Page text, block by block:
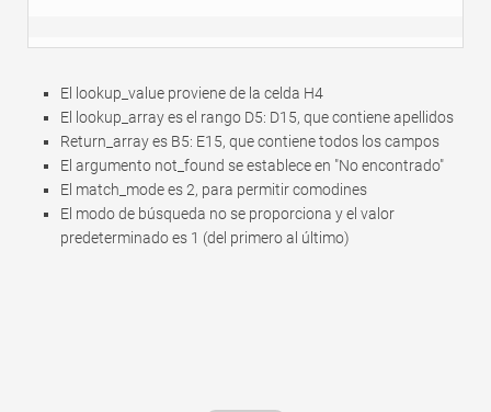
El lookup_value proviene de la celda H4
El lookup_array es el rango D5: D15, que contiene apellidos
Return_array es B5: E15, que contiene todos los campos
El argumento not_found se establece en "No encontrado"
El match_mode es 2, para permitir comodines
El modo de búsqueda no se proporciona y el valor
predeterminado es 1 (del primero al último)